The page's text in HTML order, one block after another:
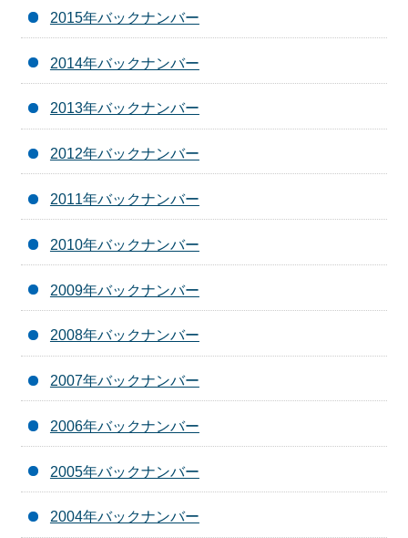
2015年バックナンバー
2014年バックナンバー
2013年バックナンバー
2012年バックナンバー
2011年バックナンバー
2010年バックナンバー
2009年バックナンバー
2008年バックナンバー
2007年バックナンバー
2006年バックナンバー
2005年バックナンバー
2004年バックナンバー